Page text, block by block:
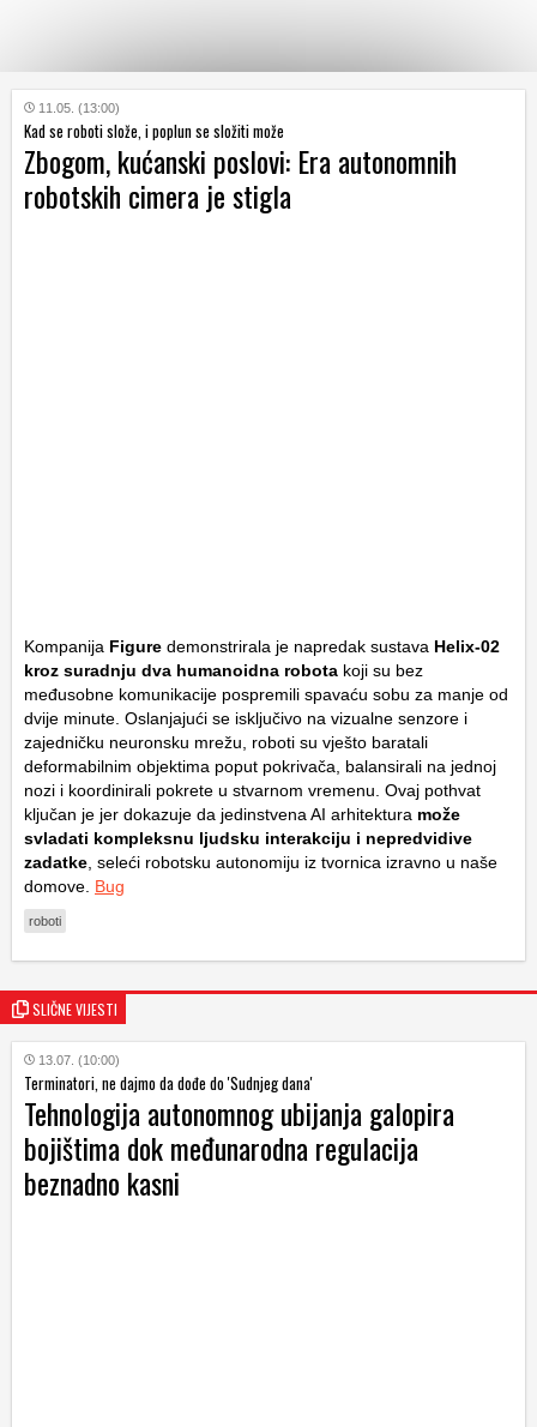
KATEGORIJE
HRVATSKI
WEB
11.05. (13:00)
Kad se roboti slože, i poplun se složiti može
Zbogom, kućanski poslovi: Era autonomnih
robotskih cimera je stigla
Kompanija Figure demonstrirala je napredak sustava Helix-02
kroz suradnju dva humanoidna robota koji su bez
međusobne komunikacije pospremili spavaću sobu za manje od
dvije minute. Oslanjajući se isključivo na vizualne senzore i
zajedničku neuronsku mrežu, roboti su vješto baratali
deformabilnim objektima poput pokrivača, balansirali na jednoj
nozi i koordinirali pokrete u stvarnom vremenu. Ovaj pothvat
ključan je jer dokazuje da jedinstvena AI arhitektura može
svladati kompleksnu ljudsku interakciju i nepredvidive
zadatke , seleći robotsku autonomiju iz tvornica izravno u naše
domove. Bug
roboti
SLIČNE VIJESTI
13.07. (10:00)
Terminatori, ne dajmo da dođe do 'Sudnjeg dana'
Tehnologija autonomnog ubijanja galopira
bojištima dok međunarodna regulacija
beznadno kasni